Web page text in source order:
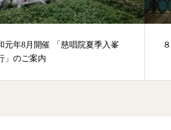
元年8月開催 「慈唱院夏季入峯
」のご案内